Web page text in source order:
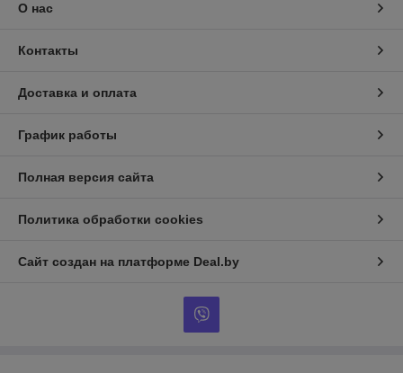
О нас
Контакты
Доставка и оплата
График работы
Полная версия сайта
Политика обработки cookies
Сайт создан на платформе Deal.by